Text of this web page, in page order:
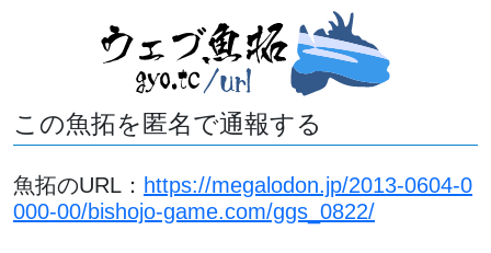
この魚拓を匿名で通報する
魚拓のURL： https://megalodon.jp/2013-0604-0
000-00/bishojo-game.com/ggs_0822/